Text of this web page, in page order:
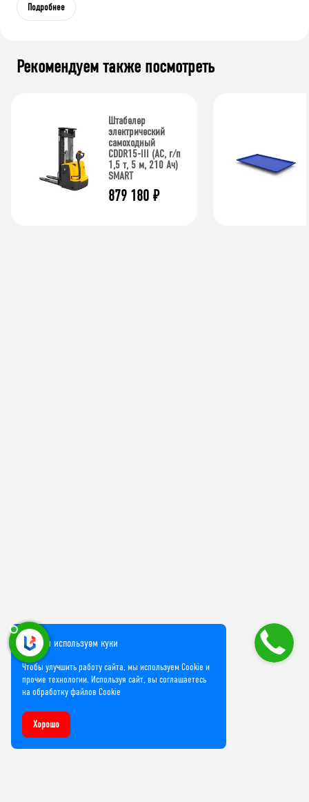
Подробнее
Рекомендуем также посмотреть
Штабелер
электрический
самоходный
CDDR15-III (AC, г/п
1,5 т, 5 м, 210 Ач)
SMART
879 180 ₽
Мы используем куки
Чтобы улучшить работу сайта, мы используем Cookie и
прочие технологии. Используя сайт, вы соглашаетесь
на обработку файлов Cookie
Хорошо